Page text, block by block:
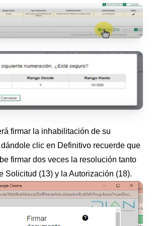
firmar la inhabilitación de su
clic en Definitivo recuerde que
firmar dos veces la resolución tanto
Solicitud (13) y la Autorización (18).